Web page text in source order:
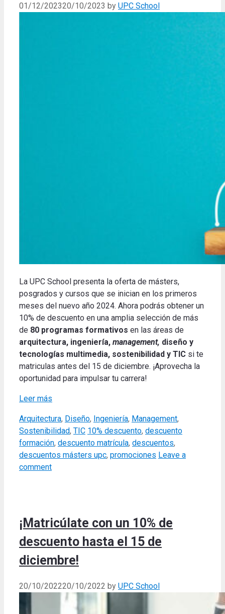
01/12/202320/10/2023 by UPC School
La UPC School presenta la oferta de másters,
posgrados y cursos que se inician en los primeros
meses del nuevo año 2024. Ahora podrás obtener un
10% de descuento en una amplia selección de más
de 80 programas formativos en las áreas de
arquitectura, ingeniería, management, diseño y
tecnologías multimedia, sostenibilidad y TIC si te
matriculas antes del 15 de diciembre. ¡Aprovecha la
oportunidad para impulsar tu carrera!
Leer más
Categories
Arquitectura, Diseño, Ingeniería, Management,
Sostenibilidad, TIC Tags
10% descuento, descuento
formación, descuento matrícula, descuentos,
descuentos másters upc, promociones Leave a
comment
¡Matricúlate con un 10% de
descuento hasta el 15 de
diciembre!
20/10/202220/10/2022 by UPC School